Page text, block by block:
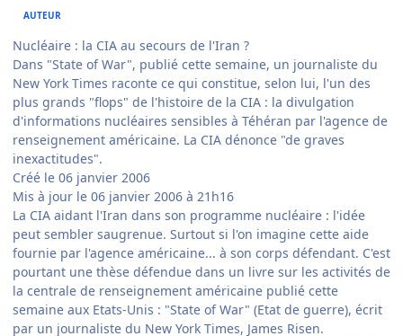
AUTEUR
Nucléaire : la CIA au secours de l'Iran ?
Dans "State of War", publié cette semaine, un journaliste du
New York Times raconte ce qui constitue, selon lui, l'un des
plus grands "flops" de l'histoire de la CIA : la divulgation
d'informations nucléaires sensibles à Téhéran par l'agence de
renseignement américaine. La CIA dénonce "de graves
inexactitudes".
Créé le 06 janvier 2006
Mis à jour le 06 janvier 2006 à 21h16
La CIA aidant l'Iran dans son programme nucléaire : l'idée
peut sembler saugrenue. Surtout si l'on imagine cette aide
fournie par l'agence américaine... à son corps défendant. C'est
pourtant une thèse défendue dans un livre sur les activités de
la centrale de renseignement américaine publié cette
semaine aux Etats-Unis : "State of War" (Etat de guerre), écrit
par un journaliste du New York Times, James Risen.